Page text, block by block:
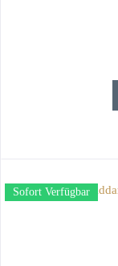
Sofort Verfügbar